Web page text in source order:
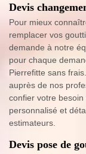
Devis
Pour mieux
remplacer vos
demande à notre
pour chaque
Pierrefitte sans
auprès de nos
confier votre
personnalisé et
estimateurs.
Devis pose de